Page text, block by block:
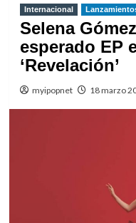
Internacional
Selena
esperado EP
‘Revelación’
myipopnet 18 marzo